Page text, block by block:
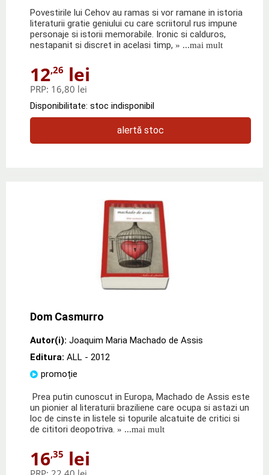
Povestirile lui Cehov au ramas si vor ramane in istoria
literaturii gratie geniului cu care scriitorul rus impune
personaje si istorii memorabile. Ironic si calduros,
nestapanit si discret in acelasi timp, » ...mai mult
12,26 lei
PRP: 16,80 lei
Disponibilitate: stoc indisponibil
alertă stoc
Dom Casmurro
Autor(i): Joaquim Maria Machado de Assis
Editura: ALL - 2012
promoție
Prea putin cunoscut in Europa, Machado de Assis este
un pionier al literaturii braziliene care ocupa si astazi un
loc de cinste in listele si topurile alcatuite de critici si
de cititori deopotriva. » ...mai mult
16,35 lei